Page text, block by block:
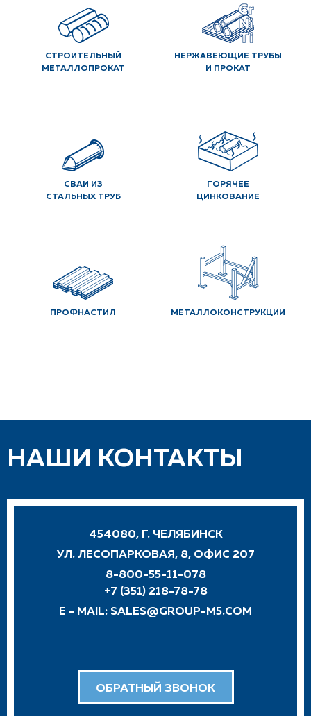
СТРОИТЕЛЬНЫЙ
МЕТАЛЛОПРОКАТ
НЕРЖАВЕЮЩИЕ ТРУБЫ
И ПРОКАТ
СВАИ ИЗ
СТАЛЬНЫХ ТРУБ
ГОРЯЧЕЕ
ЦИНКОВАНИЕ
ПРОФНАСТИЛ МЕТАЛЛОКОНСТРУКЦИИ
НАШИ КОНТАКТЫ
454080, Г. ЧЕЛЯБИНСК
УЛ. ЛЕСОПАРКОВАЯ, 8, ОФИС 207
8-800-55-11-078
+7 (351) 218-78-78
E - MAIL: SALES@GROUP-M5.COM
ОБРАТНЫЙ ЗВОНОК